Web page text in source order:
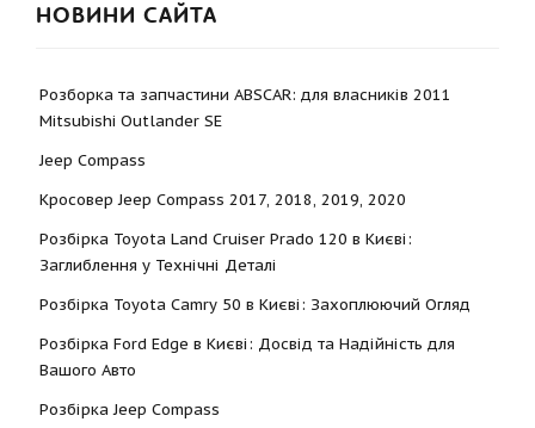
НОВИНИ САЙТА
Розборка та запчастини ABSCAR: для власників 2011
Mitsubishi Outlander SE
Jeep Compass
Кросовер Jeep Compass 2017, 2018, 2019, 2020
Розбірка Toyota Land Cruiser Prado 120 в Києві:
Заглиблення у Технічні Деталі
Розбірка Toyota Camry 50 в Києві: Захоплюючий Огляд
Розбірка Ford Edge в Києві: Досвід та Надійність для
Вашого Авто
Розбірка Jeep Compass